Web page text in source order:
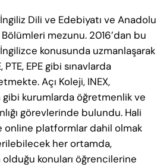
Dili ve Edebiyatı ve Anadolu
mezunu. 2016’dan bu
konusunda uzmanlaşarak
PTE, EPE gibi sınavlarda
Açı Koleji, INEX,
kurumlarda öğretmenlik ve
görevlerinde bulundu. Hali
online platformlar dahil olmak
her ortamda,
konuları öğrencilerine